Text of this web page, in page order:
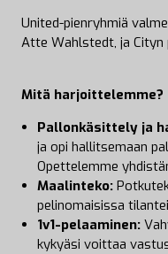
United-pienryhmiä
Atte Wahlstedt, ja Cityn
Mitä harjoittelemme?
Pallonkäsittely ja
ja opi hallitsemaan
Opettelemme
Maalinteko:
pelinomaisissa
1v1-pelaaminen:
kykyäsi voittaa